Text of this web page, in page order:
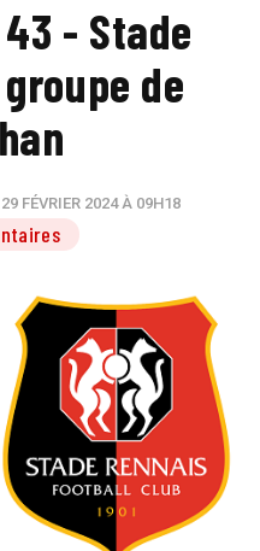
- Stade
de
FÉVRIER 2024 À 09H18